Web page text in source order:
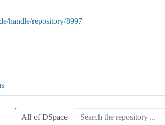
handle/repository/8997
All of DSpace